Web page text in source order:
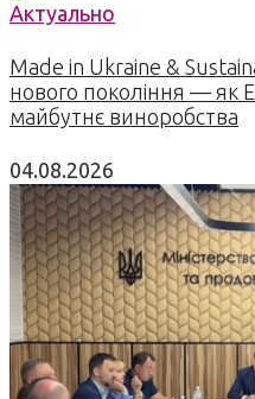
Актуально
Made in Ukraine &
нового покоління — як
майбутнє виноробства
04.08.2026